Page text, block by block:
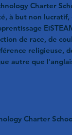
Charter
à but non
de race, de
religieuse,
autre que
Charter